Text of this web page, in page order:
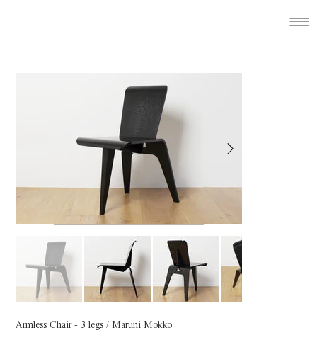
Armless Chair - 3 legs / Maruni Mokko